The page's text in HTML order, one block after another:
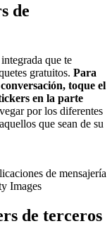
de
que te
gratuitos. Para
toque el
en la parte
por los diferentes
que sean de su
de mensajería
Images
de terceros